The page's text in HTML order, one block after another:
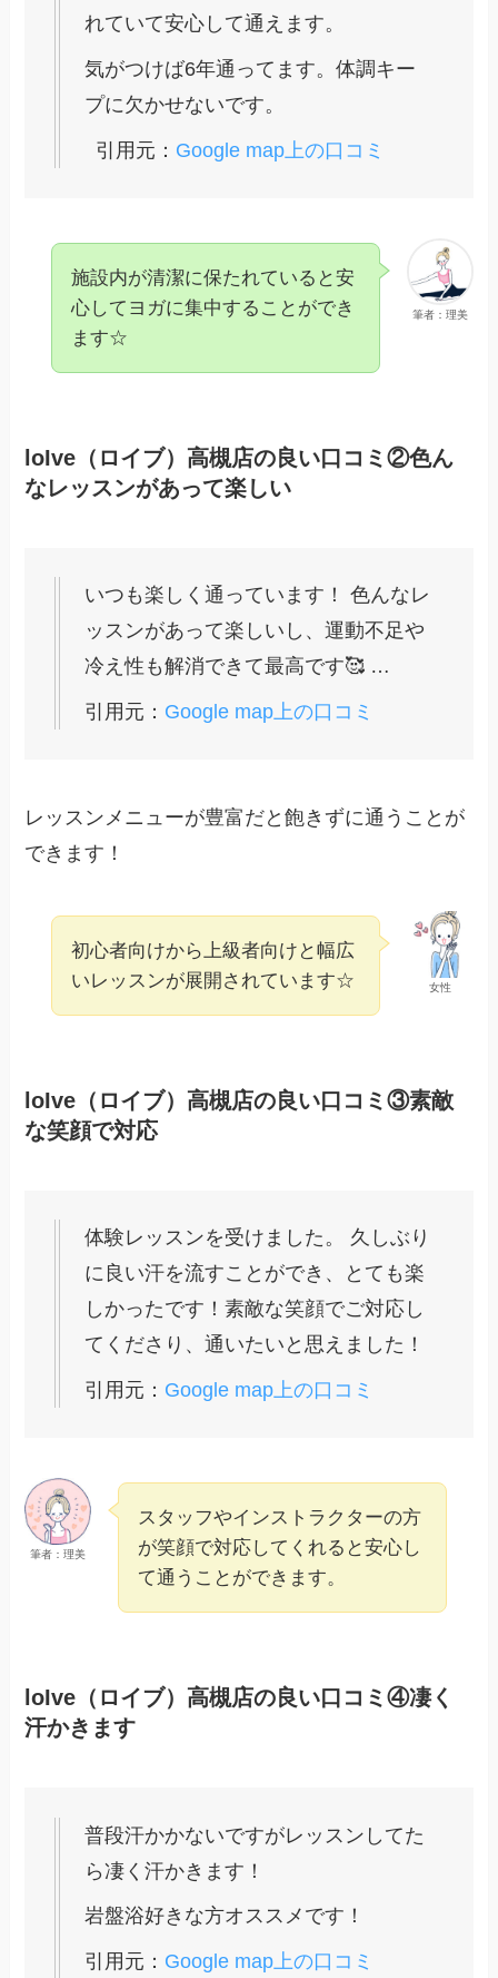
れていて安心して通えます。
気がつけば6年通ってます。体調キー
プに欠かせないです。
引用元： Google map上の口コミ
筆者：理美
施設内が清潔に保たれていると安
心してヨガに集中することができ
ます☆
loIve（ロイブ）高槻店の良い口コミ②色ん
なレッスンがあって楽しい
いつも楽しく通っています！ 色んなレ
ッスンがあって楽しいし、運動不足や
冷え性も解消できて最高です🥰 …
引用元： Google map上の口コミ
レッスンメニューが豊富だと飽きずに通うことが
できます！
女性
初心者向けから上級者向けと幅広
いレッスンが展開されています☆
loIve（ロイブ）高槻店の良い口コミ③素敵
な笑顔で対応
体験レッスンを受けました。 久しぶり
に良い汗を流すことができ、とても楽
しかったです！素敵な笑顔でご対応し
てくださり、通いたいと思えました！
引用元： Google map上の口コミ
筆者：理美
スタッフやインストラクターの方
が笑顔で対応してくれると安心し
て通うことができます。
loIve（ロイブ）高槻店の良い口コミ④凄く
汗かきます
普段汗かかないですがレッスンしてた
ら凄く汗かきます！
岩盤浴好きな方オススメです！
引用元： Google map上の口コミ